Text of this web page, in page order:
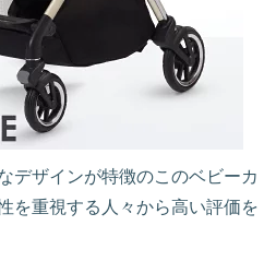
デザインが特徴のこのベビーカ
を重視する人々から高い評価を